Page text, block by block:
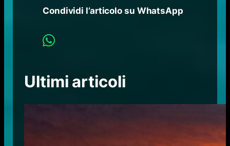
Condividi l’articolo su WhatsApp
Ultimi articoli